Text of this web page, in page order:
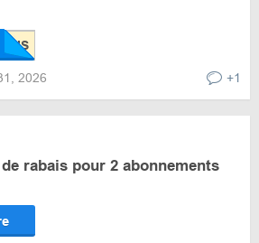
2026 +1
rabais pour 2 abonnements